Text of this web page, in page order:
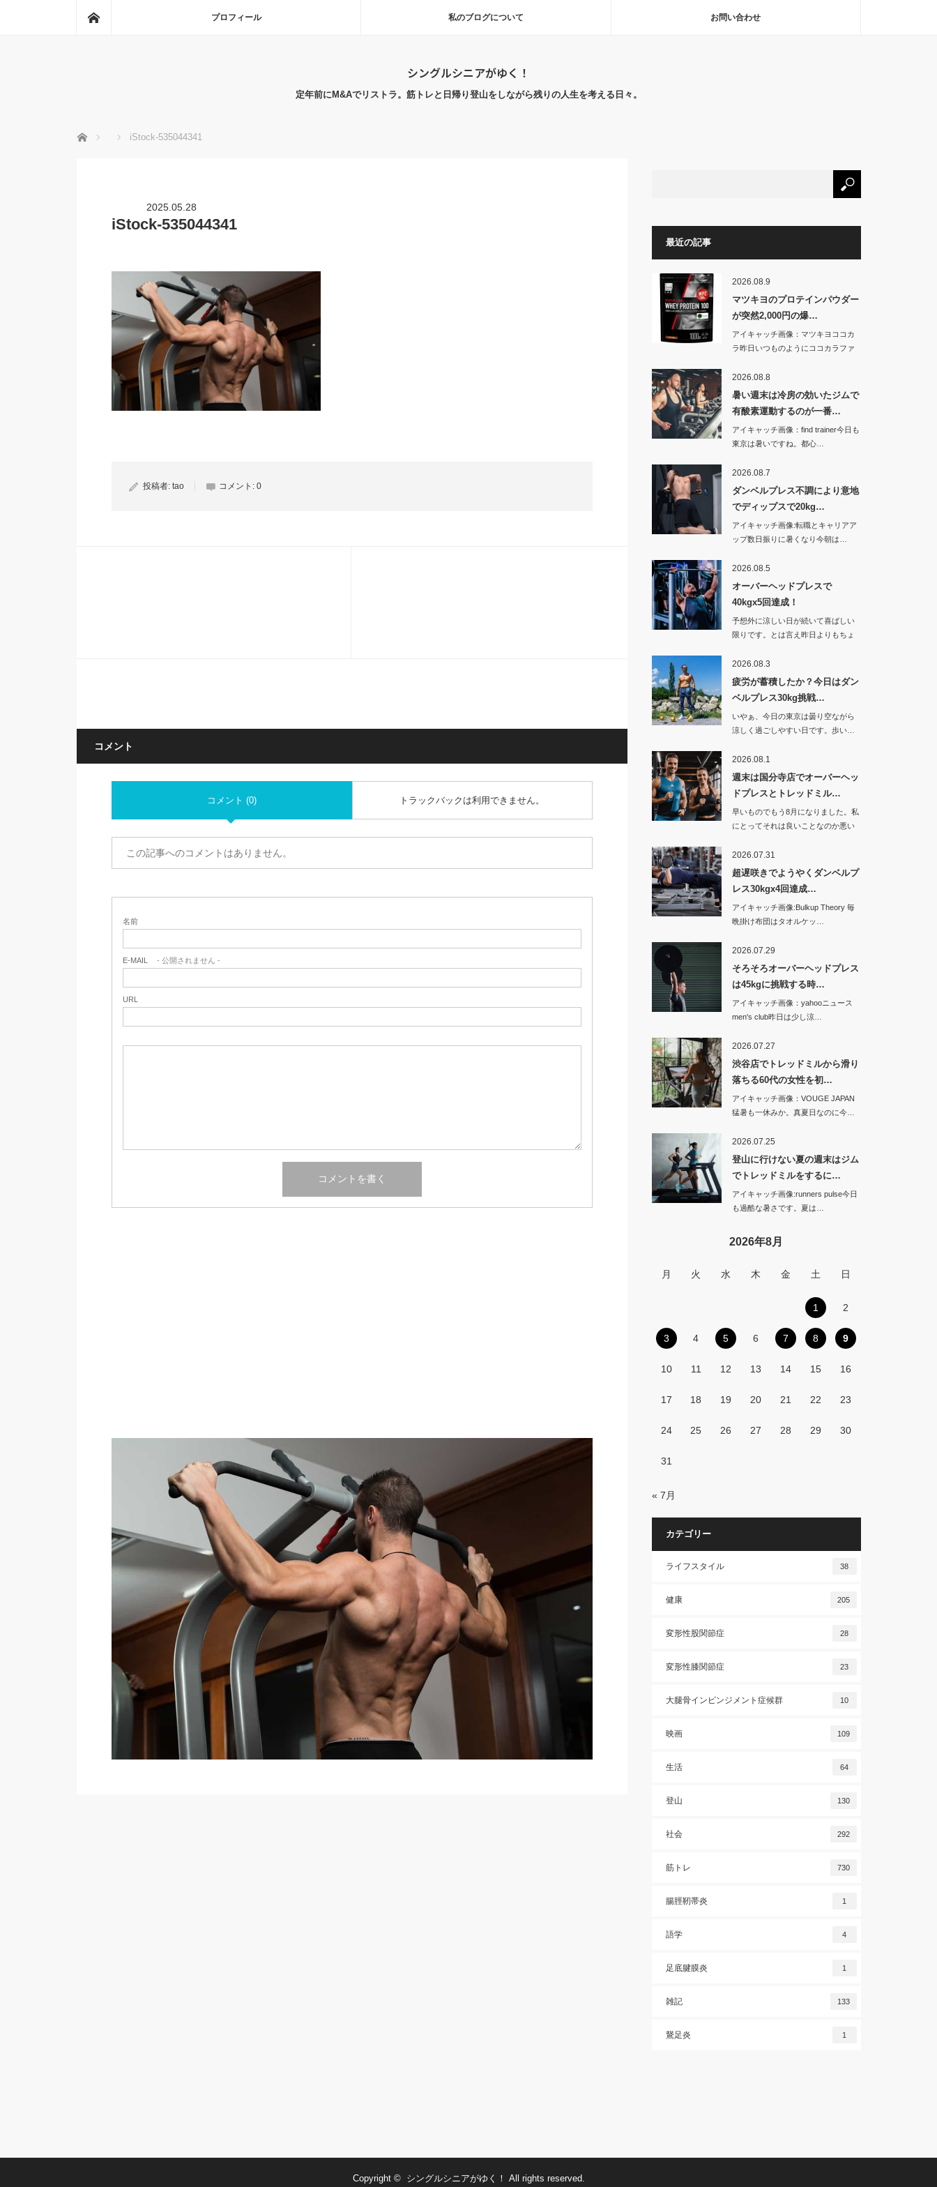
プロフィール 私のブログについて お問い合わせ
シングルシニアがゆく！
定年前にM&Aでリストラ。筋トレと日帰り登山をしながら残りの人生を考える日々。
ホーム iStock-535044341
2025.05.28
iStock-535044341
投稿者: tao コメント: 0
コメント
コメント (0) トラックバックは利用できません。
この記事へのコメントはありません。
名前
E-MAIL - 公開されません -
URL
最近の記事
2026.08.9
マツキヨのプロテインパウダー
が突然2,000円の爆…
アイキャッチ画像：マツキヨココカ
ラ昨日いつものようにココカラファ
2026.08.8
暑い週末は冷房の効いたジムで
有酸素運動するのが一番…
アイキャッチ画像：find trainer今日も
東京は暑いですね。都心…
2026.08.7
ダンベルプレス不調により意地
でディップスで20kg…
アイキャッチ画像:転職とキャリアア
ップ数日振りに暑くなり今朝は…
2026.08.5
オーバーヘッドプレスで
40kgx5回達成！
予想外に涼しい日が続いて喜ばしい
限りです。とは言え昨日よりもちょ
2026.08.3
疲労が蓄積したか？今日はダン
ベルプレス30kg挑戦…
いやぁ、今日の東京は曇り空ながら
涼しく過ごしやすい日です。歩い…
2026.08.1
週末は国分寺店でオーバーヘッ
ドプレスとトレッドミル…
早いものでもう8月になりました。私
にとってそれは良いことなのか悪い
2026.07.31
超遅咲きでようやくダンベルプ
レス30kgx4回達成…
アイキャッチ画像:Bulkup Theory 毎
晩掛け布団はタオルケッ…
2026.07.29
そろそろオーバーヘッドプレス
は45kgに挑戦する時…
アイキャッチ画像：yahooニュース
men's club昨日は少し涼…
2026.07.27
渋谷店でトレッドミルから滑り
落ちる60代の女性を初…
アイキャッチ画像：VOUGE JAPAN
猛暑も一休みか。真夏日なのに今…
2026.07.25
登山に行けない夏の週末はジム
でトレッドミルをするに…
アイキャッチ画像:runners pulse今日
も過酷な暑さです。夏は…
2026年8月
月 火 水 木 金 土 日
1 2
3 4 5 6 7 8 9
10 11 12 13 14 15 16
17 18 19 20 21 22 23
24 25 26 27 28 29 30
31
« 7月
カテゴリー
ライフスタイル 38
健康 205
変形性股関節症 28
変形性膝関節症 23
大腿骨インピンジメント症候群 10
映画 109
生活 64
登山 130
社会 292
筋トレ 730
腸脛靭帯炎 1
語学 4
足底腱膜炎 1
雑記 133
鵞足炎 1
Copyright © シングルシニアがゆく！ All rights reserved.